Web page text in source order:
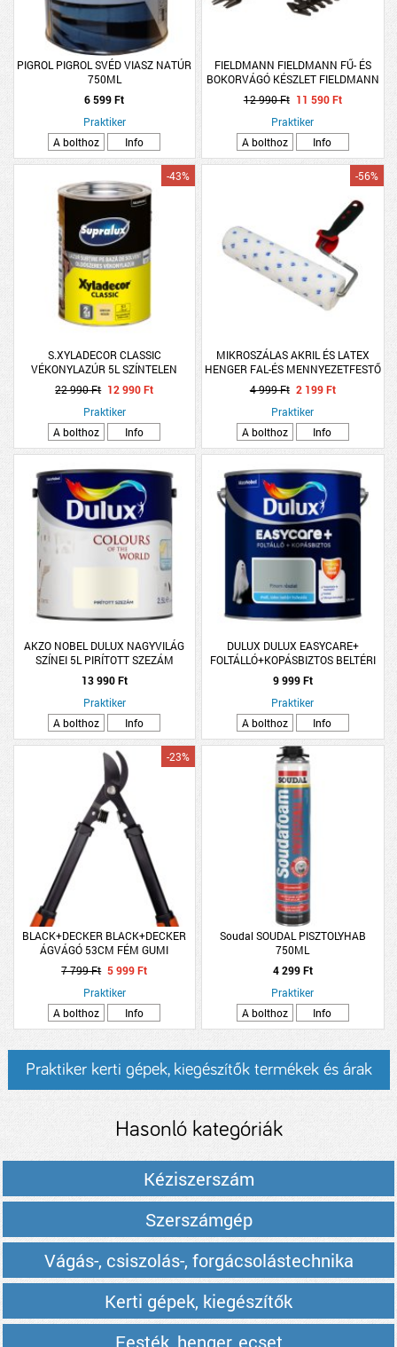
PIGROL PIGROL SVÉD VIASZ NATÚR
750ML
6 599 Ft
Praktiker
A bolthoz
Info
FIELDMANN FIELDMANN FŰ- ÉS
BOKORVÁGÓ KÉSZLET FIELDMANN
FZN4101-A 3,6V 11CM AKKUVAL ÉS
TÖLTŐVEL
12 990 Ft 11 590 Ft
Praktiker
A bolthoz
Info
S.XYLADECOR CLASSIC
VÉKONYLAZÚR 5L SZÍNTELEN
OLDÓSZERES
-43%
22 990 Ft 12 990 Ft
Praktiker
A bolthoz
Info
MIKROSZÁLAS AKRIL ÉS LATEX
HENGER FAL-ÉS MENNYEZETFESTŐ
-56%
4 999 Ft 2 199 Ft
Praktiker
A bolthoz
Info
AKZO NOBEL DULUX NAGYVILÁG
SZÍNEI 5L PIRÍTOTT SZEZÁM
13 990 Ft
Praktiker
A bolthoz
Info
DULUX DULUX EASYCARE+
FOLTÁLLÓ+KOPÁSBIZTOS BELTÉRI
FALFESTÉK 2,5L FINOM RÉSZLET
9 999 Ft
Praktiker
A bolthoz
Info
BLACK+DECKER BLACK+DECKER
ÁGVÁGÓ 53CM FÉM GUMI
MARKOLATTAL
-23%
7 799 Ft 5 999 Ft
Praktiker
A bolthoz
Info
Soudal SOUDAL PISZTOLYHAB
750ML
4 299 Ft
Praktiker
A bolthoz
Info
Praktiker kerti gépek, kiegészítők termékek és árak
Hasonló kategóriák
Kéziszerszám
Szerszámgép
Vágás-, csiszolás-, forgácsolástechnika
Kerti gépek, kiegészítők
Festék, henger, ecset